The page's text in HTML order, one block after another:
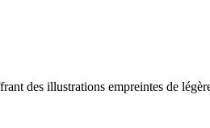
des illustrations empreintes de